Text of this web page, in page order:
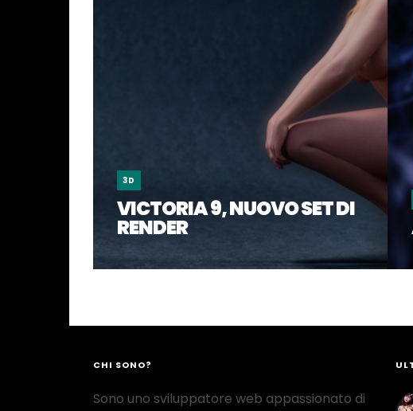
3D
VICTORIA 9, NUOVO SET DI
RENDER
CHI SONO?
Sono uno sviluppatore web appassionato di